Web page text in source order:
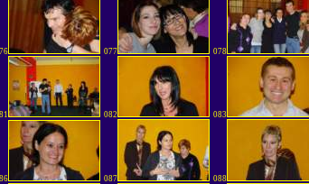
077 078
082 083
087 088